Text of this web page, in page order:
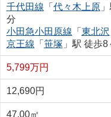
千代田線 「 代々木上原
分
小田急小田原線 「 東北沢
京王線 「 笹塚 」駅 徒歩
5,799万円
12,690円
47.00㎡